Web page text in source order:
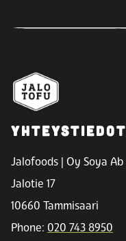
YHTEYSTIEDOT
Jalofoods | Oy Soya Ab
Jalotie 17
10660 Tammisaari
Phone: 020 743 8950